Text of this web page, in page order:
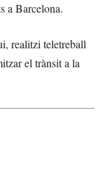
a Barcelona.
realitzi teletreball
el trànsit a la